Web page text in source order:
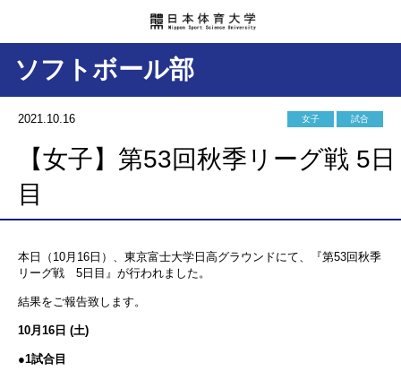
ソフトボール部
2021.10.16 女子 試合
【女子】第53回秋季リーグ戦 5日
目
本日（10月16日）、東京富士大学日高グラウンドにて、『第53回秋季
リーグ戦 5日目』が行われました。
結果をご報告致します。
10月16日 (土)
●1試合目